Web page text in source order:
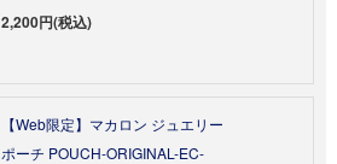
2,200円(税込)
【Web限定】マカロン ジュエリー
ポーチ POUCH-ORIGINAL-EC-